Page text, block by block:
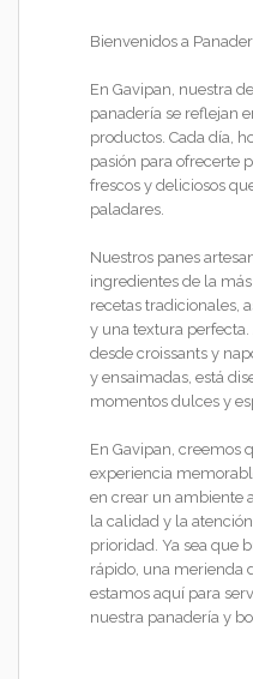
Bienvenidos a
En Gavipan, nuestra
panadería se reflejan
productos. Cada día,
pasión para ofrecerte
frescos y deliciosos
paladares.
Nuestros panes
ingredientes de la
recetas tradicionales,
y una textura
desde croissants y
y ensaimadas, está
momentos dulces y
En Gavipan, creemos
experiencia
en crear un ambiente
la calidad y la
prioridad. Ya sea que
rápido, una merienda
estamos aquí para
nuestra panadería y